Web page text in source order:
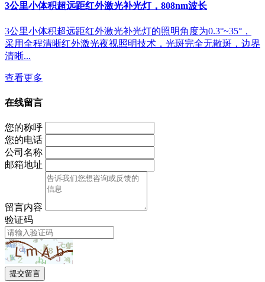
3公里小体积超远距红外激光补光灯，808nm波长
3公里小体积超远距红外激光补光灯的照明角度为0.3°~35°，
采用全程清晰红外激光夜视照明技术，光斑完全无散斑，边界
清晰...
查看更多
在线留言
您的称呼
您的电话
公司名称
邮箱地址
留言内容
验证码
提交留言